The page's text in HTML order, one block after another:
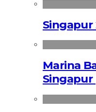
Singapur
Marina
Singapur